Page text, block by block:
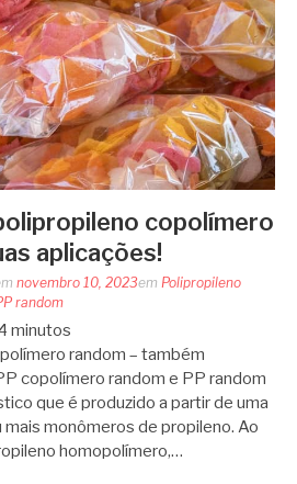
copolímero
aplicações!
novembro 10, 2023em Polipropileno
random
minutos
random – também
copolímero random e PP random
que é produzido a partir de uma
monômeros de propileno. Ao
homopolímero,…